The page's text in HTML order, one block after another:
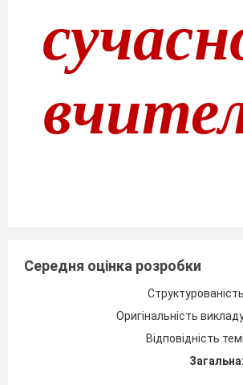
Середня оцінка розробки
Структурованість
Оригінальність
Відповідність темі
Загальна: